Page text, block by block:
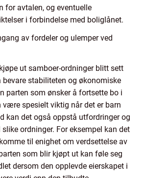
for avtalen, og eventuelle
i forbindelse med boliglånet.
av fordeler og ulemper ved
ut samboer-ordninger blitt sett
bevare stabiliteten og økonomiske
parten som ønsker å fortsette bo i
være spesielt viktig når det er barn
kan det også oppstå utfordringer og
ordninger. For eksempel kan det
til enighet om verdsettelse av
som blir kjøpt ut kan føle seg
dersom den opplevde eierskapet i